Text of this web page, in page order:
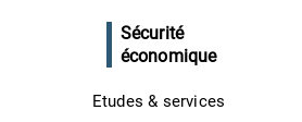
Sécurité
économique
Etudes & services